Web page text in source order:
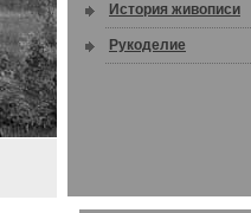
История живописи
Рукоделие